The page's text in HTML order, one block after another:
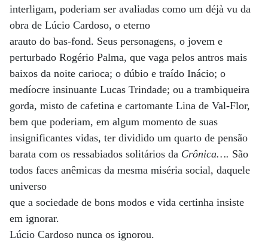
interligam, poderiam ser avaliadas como um déjà vu da
obra de Lúcio Cardoso, o eterno
arauto do bas-fond. Seus personagens, o jovem e
perturbado Rogério Palma, que vaga pelos antros mais
baixos da noite carioca; o dúbio e traído Inácio; o
medíocre insinuante Lucas Trindade; ou a trambiqueira
gorda, misto de cafetina e cartomante Lina de Val-Flor,
bem que poderiam, em algum momento de suas
insignificantes vidas, ter dividido um quarto de pensão
barata com os ressabiados solitários da Crônica…. São
todos faces anêmicas da mesma miséria social, daquele
universo
que a sociedade de bons modos e vida certinha insiste
em ignorar.
Lúcio Cardoso nunca os ignorou.